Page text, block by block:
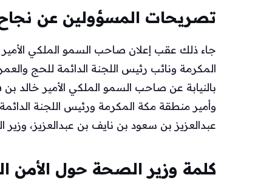
تصريحات المسؤولين عن
جاء ذلك عقب إعلان صاحب السمو الملكي
المكرمة ونائب رئيس اللجنة الدائمة للحج
بالنيابة عن صاحب السمو الملكي الأمير خالد
وأمير منطقة مكة المكرمة ورئيس اللجنة
عبدالعزيز بن سعود بن نايف بن عبدالعزيز، وزير
كلمة وزير الصحة حول الأمن